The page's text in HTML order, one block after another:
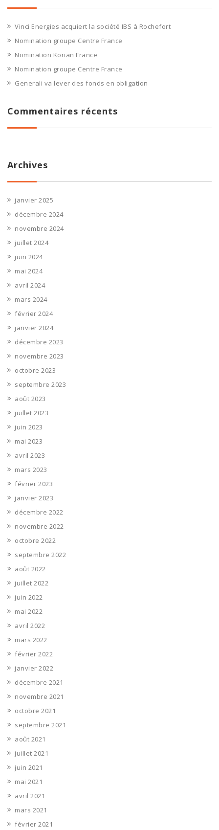
Vinci Energies acquiert la société IBS à Rochefort
Nomination groupe Centre France
Nomination Korian France
Nomination groupe Centre France
Generali va lever des fonds en obligation
Commentaires récents
Archives
janvier 2025
décembre 2024
novembre 2024
juillet 2024
juin 2024
mai 2024
avril 2024
mars 2024
février 2024
janvier 2024
décembre 2023
novembre 2023
octobre 2023
septembre 2023
août 2023
juillet 2023
juin 2023
mai 2023
avril 2023
mars 2023
février 2023
janvier 2023
décembre 2022
novembre 2022
octobre 2022
septembre 2022
août 2022
juillet 2022
juin 2022
mai 2022
avril 2022
mars 2022
février 2022
janvier 2022
décembre 2021
novembre 2021
octobre 2021
septembre 2021
août 2021
juillet 2021
juin 2021
mai 2021
avril 2021
mars 2021
février 2021